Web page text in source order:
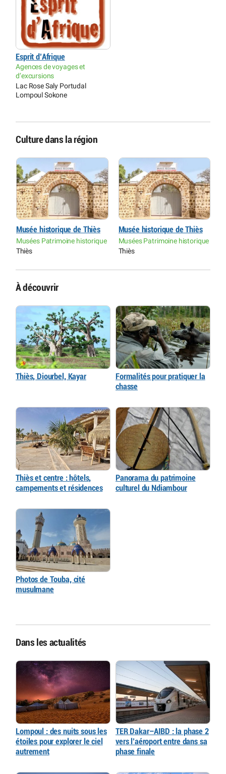
Esprit d’Afrique
Agences de voyages et
d’excursions
Lac Rose Saly Portudal
Lompoul Sokone
Culture dans la région
Musée historique de Thiès
Musées Patrimoine historique
Thiès
Musée historique de Thiès
Musées Patrimoine historique
Thiès
À découvrir
Thiès, Diourbel, Kayar
Formalités pour pratiquer la
chasse
Thiès et centre : hôtels,
campements et résidences
Panorama du patrimoine
culturel du Ndiambour
Photos de Touba, cité
musulmane
Dans les actualités
Lompoul : des nuits sous les
étoiles pour explorer le ciel
autrement
TER Dakar–AIBD : la phase 2
vers l’aéroport entre dans sa
phase finale